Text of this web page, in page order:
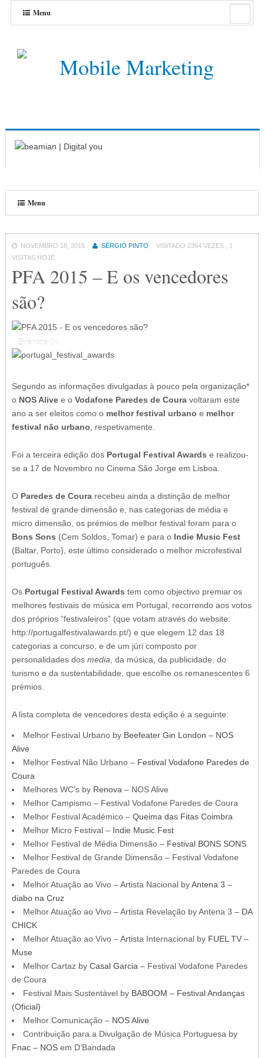
Menu
Menu
NOVEMBRO 18, 2015 SÉRGIO PINTO
VISITADO 2364 VEZES , 1
VISITAS HOJE
PFA 2015 – E os vencedores
são?
Eventos 64
Segundo as informações divulgadas à pouco pela organização*
o NOS Alivee o Vodafone Paredes de Couravoltaram este
ano a ser eleitos como o melhor festival urbano e melhor
festival não urbano , respetivamente.
Foi a terceira edição dos Portugal Festival Awards e realizou-
se a 17 de Novembro no Cinema São Jorge em Lisboa.
O Paredes de Courarecebeu ainda a distinção de melhor
festival de grande dimensão e, nas categorias de média e
micro dimensão, os prémios de melhor festival foram para o
Bons Sons (Cem Soldos, Tomar) e para o Indie Music Fest
(Baltar, Porto), este último considerado o melhor microfestival
português.
Os Portugal Festival Awards tem como objectivo premiar os
melhores festivais de música em Portugal, recorrendo aos votos
dos próprios “festivaleiros” (que votam através do website:
http://portugalfestivalawards.pt/) e que elegem 12 das 18
categorias a concurso, e de um júri composto por
personalidades dos media , da música, da publicidade, do
turismo e da sustentabilidade, que escolhe os remanescentes 6
prémios.
A lista completa de vencedores desta edição é a seguinte:
Melhor Festival Urbano by Beefeater Gin London – NOS
Alive
Melhor Festival Não Urbano – Festival Vodafone Paredes de
Coura
Melhores WC’s by Renova – NOS Alive
Melhor Campismo – Festival Vodafone Paredes de Coura
Melhor Festival Académico – Queima das Fitas Coimbra
Melhor Micro Festival – Indie Music Fest
Melhor Festival de Média Dimensão – Festival BONS SONS
Melhor Festival de Grande Dimensão – Festival Vodafone
Paredes de Coura
Melhor Atuação ao Vivo – Artista Nacional byAntena 3 –
diabo na Cruz
Melhor Atuação ao Vivo – Artista Revelação by Antena 3 – DA
CHICK
Melhor Atuação ao Vivo – Artista Internacional by FUEL TV–
Muse
Melhor Cartaz by Casal Garcia – Festival Vodafone Paredes
de Coura
Festival Mais Sustentável by BABOOM – Festival Andanças
(Oficial)
Melhor Comunicação – NOS Alive
Contribuição para a Divulgação de Música Portuguesa by
Fnac– NOSem D’Bandada